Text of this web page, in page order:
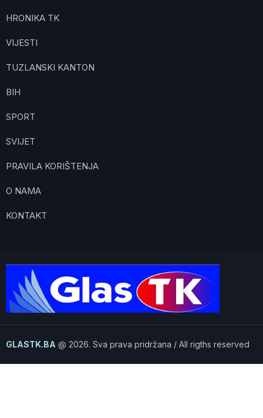
HRONIKA TK
VIJESTI
TUZLANSKI KANTON
BIH
SPORT
SVIJET
PRAVILA KORIŠTENJA
O NAMA
KONTAKT
GLASTK.BA @ 2026. Sva prava pridržana / All rigths reserved